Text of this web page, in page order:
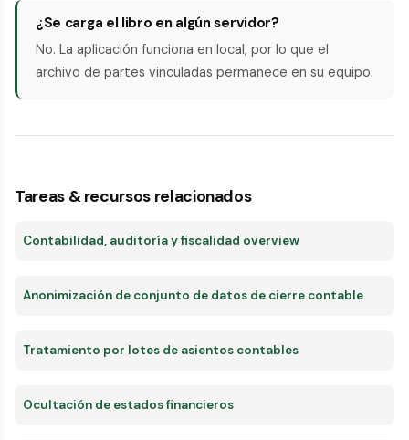
¿Se carga el libro en algún servidor?
No. La aplicación funciona en local, por lo que el
archivo de partes vinculadas permanece en su equipo.
Tareas & recursos relacionados
Contabilidad, auditoría y fiscalidad overview
Anonimización de conjunto de datos de cierre contable
Tratamiento por lotes de asientos contables
Ocultación de estados financieros